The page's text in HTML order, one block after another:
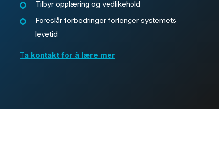
Tilbyr opplæring og vedlikehold
Foreslår forbedringer forlenger systemets
levetid
Ta kontakt for å lære mer